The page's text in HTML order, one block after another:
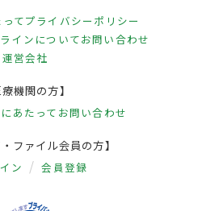
てプライバシーポリシー
インについてお問い合わせ
運営会社
療機関の方】
あたって お問い合わせ
・ファイル会員の方】
ン 会員登録